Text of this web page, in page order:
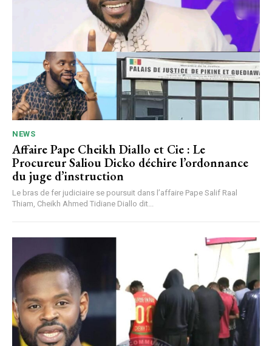
NEWS
Affaire Pape Cheikh Diallo et Cie : Le
Procureur Saliou Dicko déchire l’ordonnance
du juge d’instruction
Le bras de fer judiciaire se poursuit dans l’affaire Pape Salif Raal
Thiam, Cheikh Ahmed Tidiane Diallo dit...